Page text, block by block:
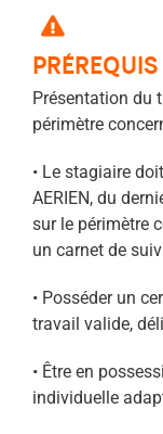
PRÉREQUIS
Présentation du
périmètre
• Le stagiaire
AERIEN, du
sur le périmètre
un carnet de
• Posséder un
travail valide,
• Être en
individuelle